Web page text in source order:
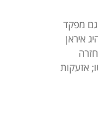
גם מפקד
איראן
מגורים נהרסו; אזעקות